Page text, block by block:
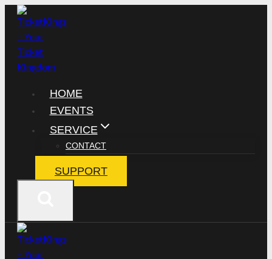
Zum
Inhalt
springen
HOME
EVENTS
SERVICE
CONTACT
SUPPORT